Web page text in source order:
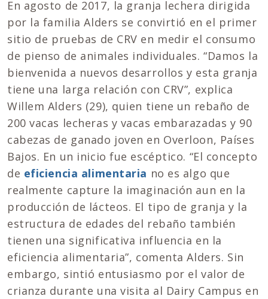
En agosto de 2017, la granja lechera dirigida
por la familia Alders se convirtió en el primer
sitio de pruebas de CRV en medir el consumo
de pienso de animales individuales. “Damos la
bienvenida a nuevos desarrollos y esta granja
tiene una larga relación con CRV”, explica
Willem Alders (29), quien tiene un rebaño de
200 vacas lecheras y vacas embarazadas y 90
cabezas de ganado joven en Overloon, Países
Bajos. En un inicio fue escéptico. “El concepto
de eficiencia alimentaria no es algo que
realmente capture la imaginación aun en la
producción de lácteos. El tipo de granja y la
estructura de edades del rebaño también
tienen una significativa influencia en la
eficiencia alimentaria”, comenta Alders. Sin
embargo, sintió entusiasmo por el valor de
crianza durante una visita al Dairy Campus en